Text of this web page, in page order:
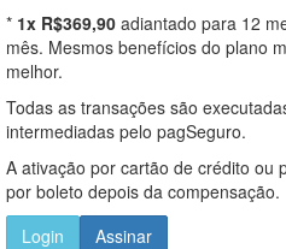
* 1x R$369,90 adiantado para 12
mês. Mesmos benefícios do plano
melhor.
Todas as transações são
intermediadas pelo pagSeguro.
A ativação por cartão de crédito ou
por boleto depois da compensação.
Login
Assinar